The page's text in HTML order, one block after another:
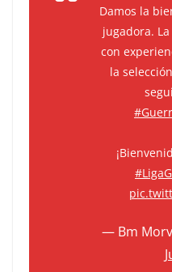
Damos la
jugadora.
con
la
— Bm